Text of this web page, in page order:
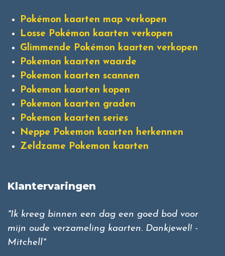
Pokémon kaarten map verkopen
Losse Pokémon kaarten verkopen
Glimmende Pokémon kaarten verkopen
Pokemon kaarten waarde
Pokemon kaarten scannen
Pokemon kaarten kopen
Pokemon kaarten graden
Pokemon kaarten series
Neppe Pokemon kaarten herkennen
Zeldzame Pokemon kaarten
Klantervaringen
"Ik kreeg binnen een dag een goed bod voor
mijn oude verzameling kaarten. Dankjewel! -
Mitchell"